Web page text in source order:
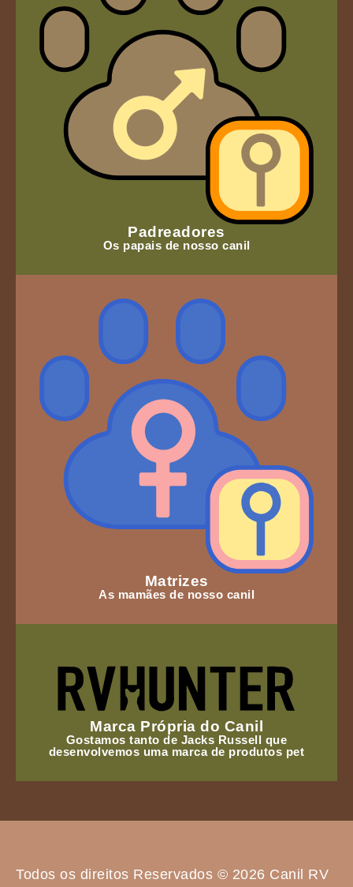
Padreadores
Os papais de nosso canil
Matrizes
As mamães de nosso canil
Marca Própria do Canil
Gostamos tanto de Jacks Russell que
desenvolvemos uma marca de produtos pet
Todos os direitos Reservados © 2026 Canil RV